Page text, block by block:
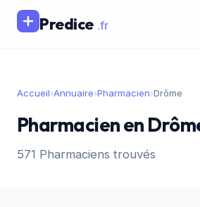
Predice .fr
Accueil›Annuaire›Pharmacien›Drôme
Pharmacien en
571 Pharmaciens trouvés